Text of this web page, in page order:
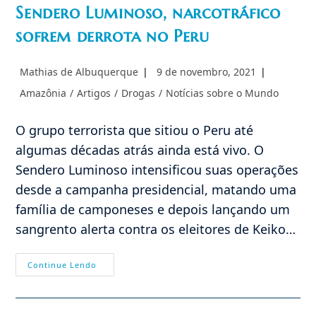
Sendero Luminoso, narcotráfico
sofrem derrota no Peru
Autor
post:
Mathias de Albuquerque
Post
9 de novembro, 2021
Categoria
Amazônia / Artigos / Drogas / Notícias sobre o Mundo
O grupo terrorista que sitiou o Peru até
algumas décadas atrás ainda está vivo. O
Sendero Luminoso intensificou suas operações
desde a campanha presidencial, matando uma
família de camponeses e depois lançando um
sangrento alerta contra os eleitores de Keiko…
Continue Lendo
Luminoso,